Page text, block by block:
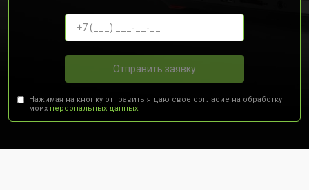
Отправить заявку
Нажимая на кнопку отправить я даю свое согласие на обработку
моих персональных данных.